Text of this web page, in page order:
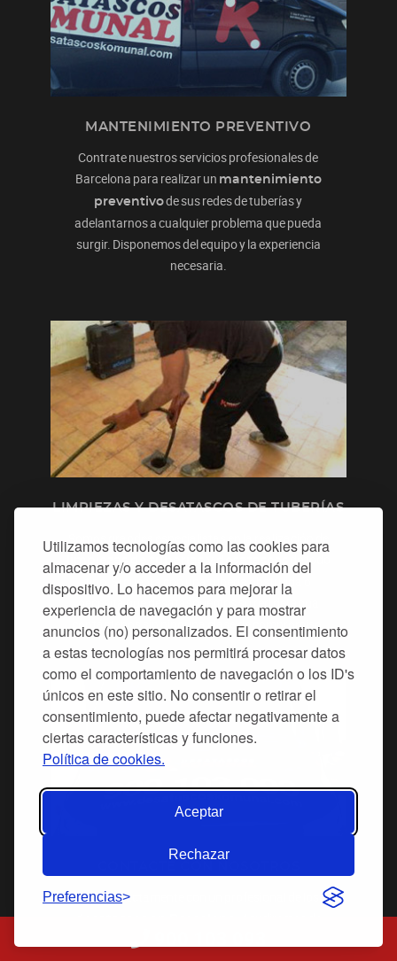
Utilizamos tecnologías como las cookies para
almacenar y/o acceder a la información del
dispositivo. Lo hacemos para mejorar la
experiencia de navegación y para mostrar
anuncios (no) personalizados. El consentimiento
a estas tecnologías nos permitirá procesar datos
como el comportamiento de navegación o los ID's
únicos en este sitio. No consentir o retirar el
consentimiento, puede afectar negativamente a
ciertas características y funciones.
Política de cookies.
Aceptar
Rechazar
Preferencias
MANTENIMIENTO PREVENTIVO
Contrate nuestros servicios profesionales de
Barcelona para realizar un mantenimiento
preventivode sus redes de tuberías y
adelantarnos a cualquier problema que pueda
surgir. Disponemos del equipo y la experiencia
necesaria.
LIMPIEZAS Y DESATASCOS DE TUBERÍAS
Somos grandes especialistas en la realización de
limpiezas de tuberías y desatascos
de todo
tipo. Si cuenta con una tubería obstruida o
necesita que desatasquemos su red del agua
contáctenos sin ninguna clase de compromiso.
Hable directamente con un profesional de los